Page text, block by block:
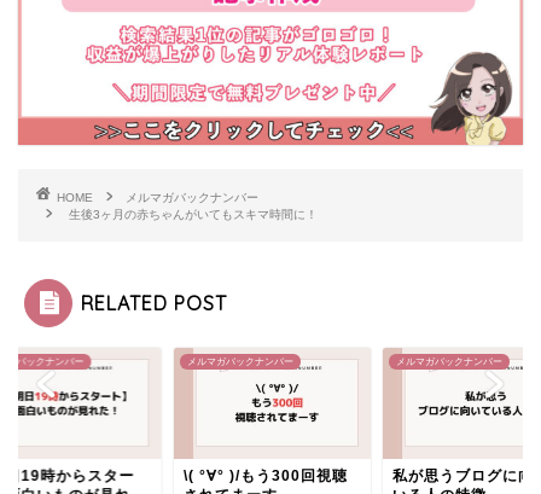
HOME
メルマガバックナンバー
生後3ヶ月の赤ちゃんがいてもスキマ時間に！
RELATED POST
ガバックナンバー
日19時からスター
メルマガバックナンバー
\( °∀° )/もう300回視聴
メルマガバックナンバー
私が思うブログに向